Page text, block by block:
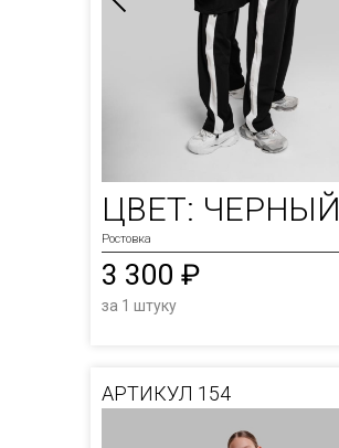
ЦВЕТ: ЧЕРНЫЙ
Ростовка
3 300 ₽
за 1 штуку
АРТИКУЛ 154